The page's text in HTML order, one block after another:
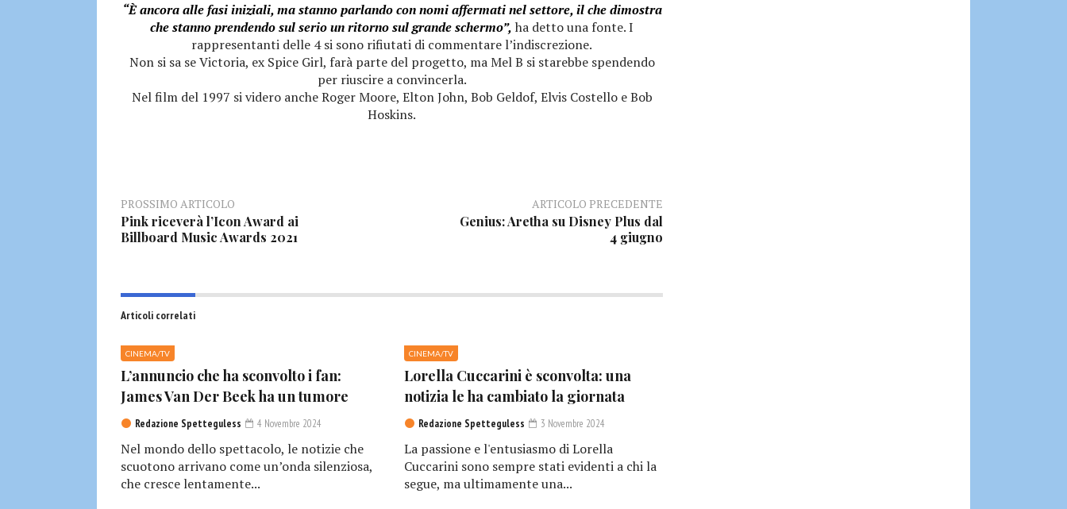
“È ancora alle fasi iniziali, ma stanno parlando con nomi affermati nel settore, il che dimostra
che stanno prendendo sul serio un ritorno sul grande schermo”, ha detto una fonte. I
rappresentanti delle 4 si sono rifiutati di commentare l’indiscrezione.
Non si sa se Victoria, ex Spice Girl, farà parte del progetto, ma Mel B si starebbe spendendo
per riuscire a convincerla.
Nel film del 1997 si videro anche Roger Moore, Elton John, Bob Geldof, Elvis Costello e Bob
Hoskins.
PROSSIMO ARTICOLO
Pink riceverà l’Icon Award ai
Billboard Music Awards 2021
ARTICOLO PRECEDENTE
Genius: Aretha su Disney Plus dal
4 giugno
Articoli correlati
CINEMA/TV
L’annuncio che ha sconvolto i fan:
James Van Der Beek ha un tumore
Redazione Spetteguless 4 Novembre 2024
Nel mondo dello spettacolo, le notizie che
scuotono arrivano come un’onda silenziosa,
che cresce lentamente...
CINEMA/TV
Lorella Cuccarini è sconvolta: una
notizia le ha cambiato la giornata
Redazione Spetteguless 3 Novembre 2024
La passione e l'entusiasmo di Lorella
Cuccarini sono sempre stati evidenti a chi la
segue, ma ultimamente una...